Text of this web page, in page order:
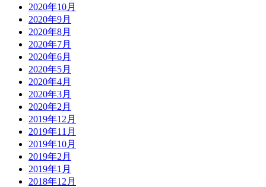
2020年10月
2020年9月
2020年8月
2020年7月
2020年6月
2020年5月
2020年4月
2020年3月
2020年2月
2019年12月
2019年11月
2019年10月
2019年2月
2019年1月
2018年12月